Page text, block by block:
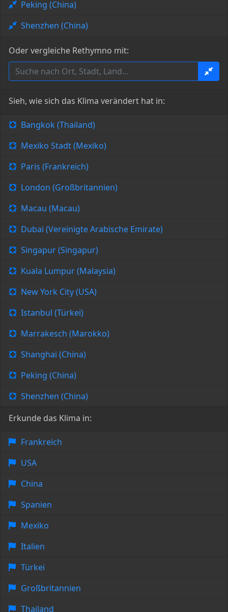
Peking (China)
Shenzhen (China)
Oder vergleiche Rethymno mit:
Sieh, wie sich das Klima verändert hat in:
Bangkok (Thailand)
Mexiko Stadt (Mexiko)
Paris (Frankreich)
London (Großbritannien)
Macau (Macau)
Dubai (Vereinigte Arabische Emirate)
Singapur (Singapur)
Kuala Lumpur (Malaysia)
New York City (USA)
Istanbul (Türkei)
Marrakesch (Marokko)
Shanghai (China)
Peking (China)
Shenzhen (China)
Erkunde das Klima in:
Frankreich
USA
China
Spanien
Mexiko
Italien
Türkei
Großbritannien
Thailand